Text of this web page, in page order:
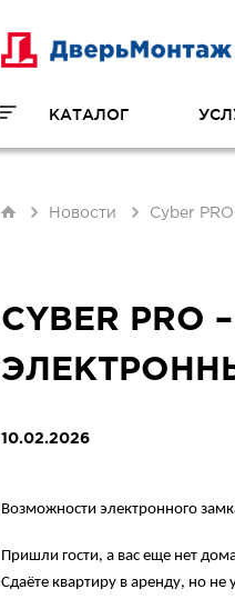
КАТАЛОГ
Новости Cyber
CYBER
10.02.2026
Возможности электронного
Пришли гости, а вас еще нет
Сдаёте квартиру в аренду, но